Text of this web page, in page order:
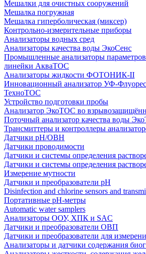
Мешалки для очистных сооружений
Мешалка погружная
Мешалка гиперболическая (миксер)
Контрольно-измерительные приборы
Анализаторы водных сред
Анализаторы качества воды ЭкоСенс
Промышленные анализаторы параметров
линейки АкваТОС
Анализаторы жидкости ФОТОНИК-II
Инновационный анализатор УФ-
ТехноТОС
Устройство подготовки пробы
Анализатор ЭкоТОС во
Поточный анализатор качества воды
Трансмиттеры и контроллеры
Датчики рН/ОВН
Датчики проводимости
Датчики и системы определения
Датчики и системы определения
Измерение мутности
Датчики и преобразователи pH
Disinfection and chlorine sensors and
Портативные pH-метры
Automatic water samplers
Анализаторы ООУ, ХПК и SAC
Датчики и преобразователи ОВП
Датчики и преобразователи для
Анализаторы и датчики содержания